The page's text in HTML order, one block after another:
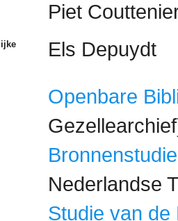
Piet
Els Depuydt
Openbare
Bronnenstudie
Nederlandse
Studie van de